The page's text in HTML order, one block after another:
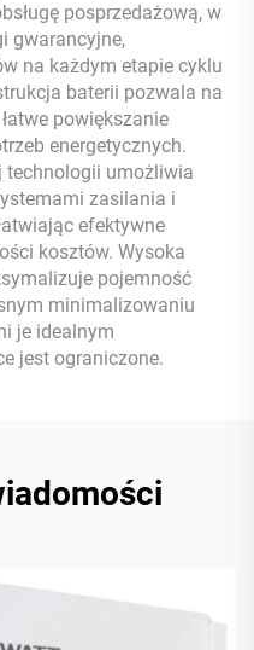
posprzedażową, w
gwarancyjne,
na każdym etapie cyklu
baterii pozwala na
powiększanie
energetycznych.
technologii umożliwia
zasilania i
efektywne
kosztów. Wysoka
pojemność
minimalizowaniu
je idealnym
jest ograniczone.